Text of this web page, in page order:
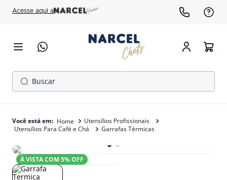
Acesse aqui a
Buscar
Utensílios Profissionais
Utensílios Para Café e Chá
Garrafas Térmicas
À VISTA COM5% OFF
1º
cafeteira
3º
gelopar
4º
fogão